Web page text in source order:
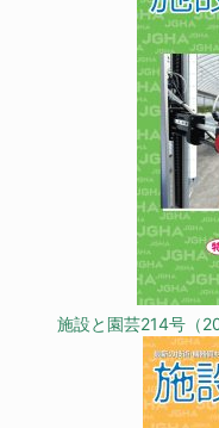
施設と園芸214号（